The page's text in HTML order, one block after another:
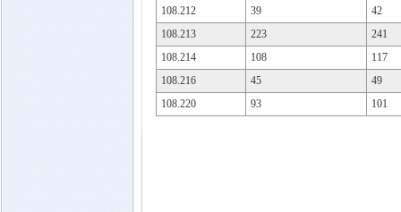
108.212
39
42
108.213
223
241
108.214
108
117
108.216
45
49
108.220
93 101